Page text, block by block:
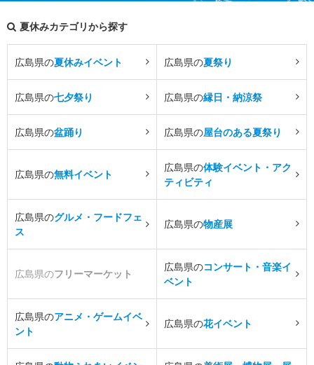
夏休みカテゴリから探す
広島県の夏休みイベント 広島県の夏祭り
広島県の七夕祭り 広島県の縁日・納涼祭
広島県の盆踊り 広島県の屋台のある夏祭り
広島県の無料イベント
広島県の体験イベント・アク
ティビティ
広島県のグルメ・フードフェ
ス
広島県の物産展
広島県のフリーマーケット
広島県のコンサート・音楽イ
ベント
広島県のアニメ・ゲームイベ
ント
広島県の花イベント